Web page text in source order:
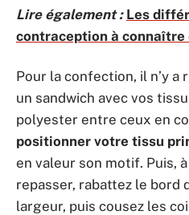
Lire également : Les
contraception à connaître
Pour la confection, il n’y a
un sandwich avec vos
polyester entre ceux en
positionner votre tissu
en valeur son motif. Puis,
repasser, rabattez le bord
largeur, puis cousez les